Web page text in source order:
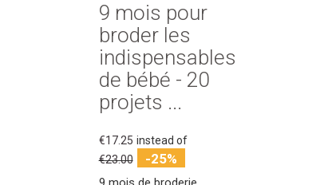
9 mois pour
broder les
indispensables
de bébé - 20
projets ...
€17.25 instead of
€23.00
-25%